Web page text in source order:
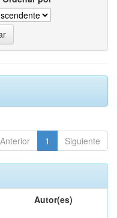
Anterior 1 Siguiente
Autor(es)